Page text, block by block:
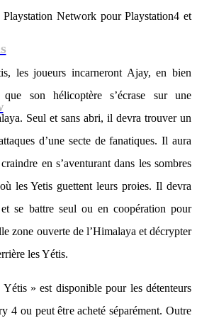
Network pour Playstation4 et
les joueurs incarneront Ajay, en bien
son hélicoptère s’écrase sur une
Seul et sans abri, il devra trouver un
d’une secte de fanatiques. Il aura
en s’aventurant dans les sombres
les Yetis guettent leurs proies. Il devra
se battre seul ou en coopération pour
zone ouverte de l’Himalaya et décrypter
les Yétis.
» est disponible pour les détenteurs
4 ou peut être acheté séparément. Outre